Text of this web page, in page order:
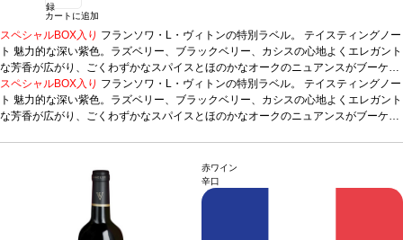
録
カートに追加
スペシャルBOX入り フランソワ・L・ヴィトンの特別ラベル。 テイスティングノー
ト 魅力的な深い紫色。ラズベリー、ブラックベリー、カシスの心地よくエレガント
な芳香が広がり、ごくわずかなスパイスとほのかなオークのニュアンスがブーケに
加わる。素晴らしく熟した味わいが表れ、タンニンは絹のように滑らか。 葡萄品種
50% メルロー、50% カベルネ・フラン
スペシャルBOX入り フランソワ・L・ヴィトンの特別ラベル。 テイスティングノー
ト 魅力的な深い紫色。ラズベリー、ブラックベリー、カシスの心地よくエレガント
な芳香が広がり、ごくわずかなスパイスとほのかなオークのニュアンスがブーケに
赤ワイン
辛口